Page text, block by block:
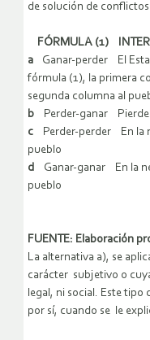
de solución de conflictos:
FÓRMULA (1)
a
Ganar-perder El
fórmula (1), la primera
segunda columna al
b
Perder-ganar
c
Perder-perder En la
pueblo
d Ganar-ganar En la
pueblo
FUENTE: Elaboración
La alternativa a), se
carácter subjetivo o
legal, ni social. Este tipo
por sí, cuando se le